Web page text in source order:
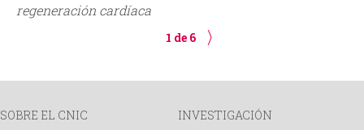
regeneración cardíaca
1 de 6
SOBRE EL CNIC
INVESTIGACIÓN